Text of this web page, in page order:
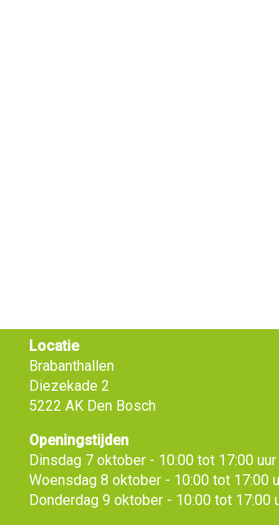
Locatie
Brabanthallen
Diezekade 2
5222 AK Den Bosch
Openingstijden
Dinsdag 7 oktober - 10:00 tot 17:00 uur
Woensdag 8 oktober - 10:00 tot 17:00
Donderdag 9 oktober - 10:00 tot 17:00